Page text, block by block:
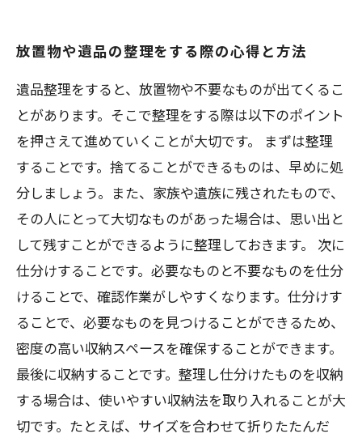
放置物や遺品の整理をする際の心得と方法
遺品整理をすると、放置物や不要なものが出てくるこ
とがあります。そこで整理をする際は以下のポイント
を押さえて進めていくことが大切です。 まずは整理
することです。捨てることができるものは、早めに処
分しましょう。また、家族や遺族に残されたもので、
その人にとって大切なものがあった場合は、思い出と
して残すことができるように整理しておきます。 次に
仕分けすることです。必要なものと不要なものを仕分
けることで、確認作業がしやすくなります。仕分けす
ることで、必要なものを見つけることができるため、
密度の高い収納スペースを確保することができます。
最後に収納することです。整理し仕分けたものを収納
する場合は、使いやすい収納法を取り入れることが大
切です。たとえば、サイズを合わせて折りたたんだ